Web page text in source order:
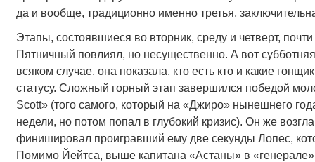
да и вообще, традиционно именно третья,
Этапы, состоявшиеся во вторник, среду и четверт,
Пятничный повлиял, но несущественно. А вот
всяком случае, она показала, кто есть кто и какие
статусу. Сложный горный этап завершился победой
Scott» (того самого, который на «Джиро» нынешнего
недели, но потом попал в глубокий кризис). Он же
финишировал проигравший ему две секунды Лопес,
Помимо Йейтса, выше капитана «Астаны» в